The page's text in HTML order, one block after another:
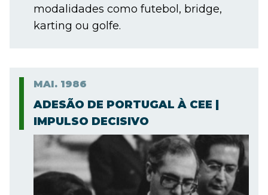
modalidades como futebol, bridge,
karting ou golfe.
MAI. 1986
ADESÃO DE PORTUGAL À CEE |
IMPULSO DECISIVO